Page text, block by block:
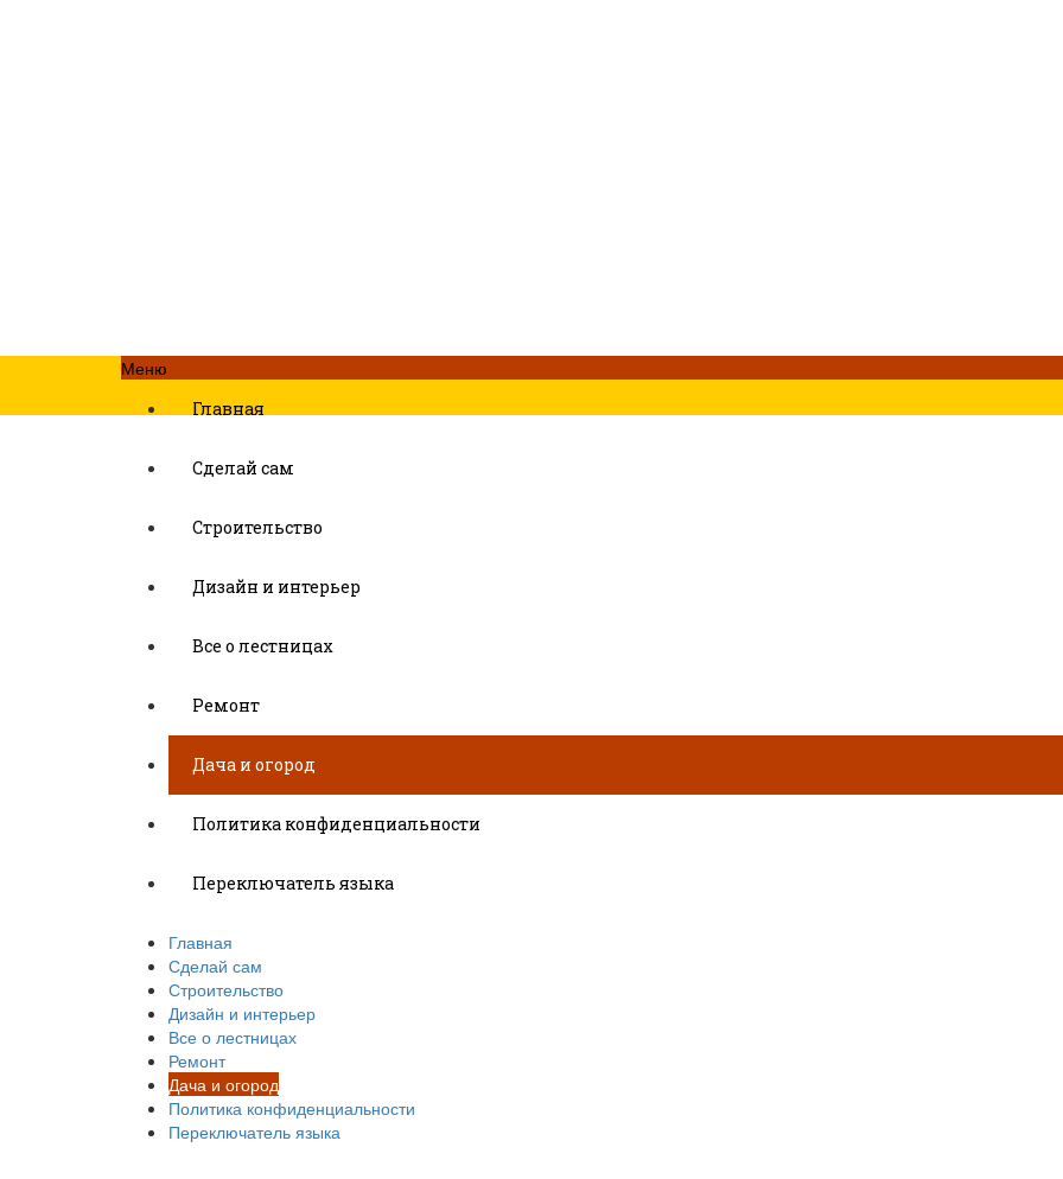
Меню
Главная
Сделай сам
Строительство
Дизайн и интерьер
Все о лестницах
Ремонт
Дача и огород
Политика конфиденциальности
Переключатель языка
Главная
Сделай сам
Строительство
Дизайн и интерьер
Все о лестницах
Ремонт
Дача и огород
Политика конфиденциальности
Переключатель языка